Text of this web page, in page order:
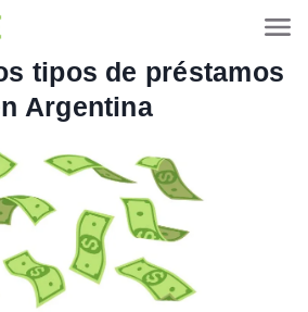
tipos de préstamos
Argentina